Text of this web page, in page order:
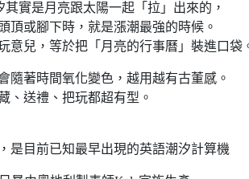
其實是月亮跟太陽一起「拉」出來的，
頂或腳下時，就是漲潮最強的時候。
意兒，等於把「月亮的行事曆」裝進口袋
隨著時間氧化變色，越用越有古董感。
、送禮、把玩都超有型。
是目前已知最早出現的英語潮汐計算機